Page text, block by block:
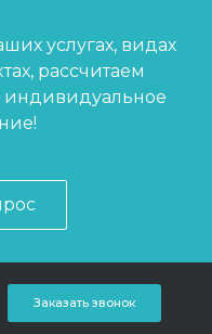
услугах, видах
рассчитаем
индивидуальное
Заказать звонок